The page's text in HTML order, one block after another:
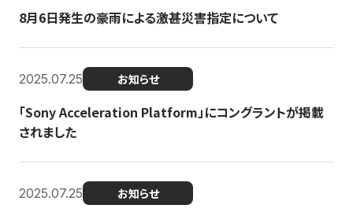
8月6日発生の豪雨による激甚災害指定について
2025.07.25 お知らせ
「Sony Acceleration Platform」にコングラントが掲載
されました
2025.07.25 お知らせ